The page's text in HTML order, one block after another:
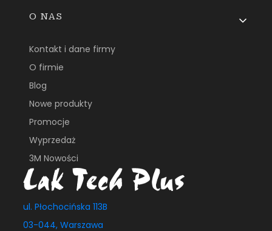
O NAS
Kontakt i dane firmy
O firmie
Blog
Nowe produkty
Promocje
Wyprzedaż
3M Nowości
ul. Płochocińska 113B
03-044, Warszawa